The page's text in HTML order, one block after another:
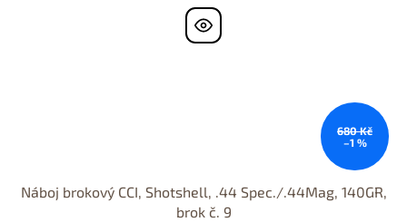
680 Kč
–1 %
Náboj brokový CCI, Shotshell, .44 Spec./.44Mag, 140GR,
brok č. 9